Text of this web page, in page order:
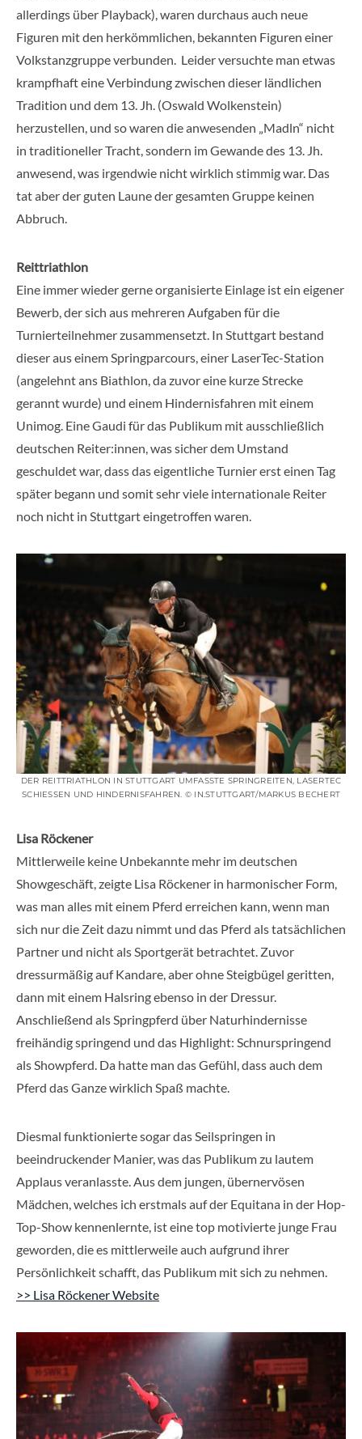
allerdings über Playback), waren durchaus auch neue
Figuren mit den herkömmlichen, bekannten Figuren einer
Volkstanzgruppe verbunden. Leider versuchte man etwas
krampfhaft eine Verbindung zwischen dieser ländlichen
Tradition und dem 13. Jh. (Oswald Wolkenstein)
herzustellen, und so waren die anwesenden „Madln“ nicht
in traditioneller Tracht, sondern im Gewande des 13. Jh.
anwesend, was irgendwie nicht wirklich stimmig war. Das
tat aber der guten Laune der gesamten Gruppe keinen
Abbruch.
Reittriathlon
Eine immer wieder gerne organisierte Einlage ist ein eigener
Bewerb, der sich aus mehreren Aufgaben für die
Turnierteilnehmer zusammensetzt. In Stuttgart bestand
dieser aus einem Springparcours, einer LaserTec-Station
(angelehnt ans Biathlon, da zuvor eine kurze Strecke
gerannt wurde) und einem Hindernisfahren mit einem
Unimog. Eine Gaudi für das Publikum mit ausschließlich
deutschen Reiter:innen, was sicher dem Umstand
geschuldet war, dass das eigentliche Turnier erst einen Tag
später begann und somit sehr viele internationale Reiter
noch nicht in Stuttgart eingetroffen waren.
DER REITTRIATHLON IN STUTTGART UMFASSTE SPRINGREITEN, LASERTEC
SCHIESSEN UND HINDERNISFAHREN. © IN.STUTTGART/MARKUS BECHERT
Lisa Röckener
Mittlerweile keine Unbekannte mehr im deutschen
Showgeschäft, zeigte Lisa Röckener in harmonischer Form,
was man alles mit einem Pferd erreichen kann, wenn man
sich nur die Zeit dazu nimmt und das Pferd als tatsächlichen
Partner und nicht als Sportgerät betrachtet. Zuvor
dressurmäßig auf Kandare, aber ohne Steigbügel geritten,
dann mit einem Halsring ebenso in der Dressur.
Anschließend als Springpferd über Naturhindernisse
freihändig springend und das Highlight: Schnurspringend
als Showpferd. Da hatte man das Gefühl, dass auch dem
Pferd das Ganze wirklich Spaß machte.
Diesmal funktionierte sogar das Seilspringen in
beeindruckender Manier, was das Publikum zu lautem
Applaus veranlasste. Aus dem jungen, übernervösen
Mädchen, welches ich erstmals auf der Equitana in der Hop-
Top-Show kennenlernte, ist eine top motivierte junge Frau
geworden, die es mittlerweile auch aufgrund ihrer
Persönlichkeit schafft, das Publikum mit sich zu nehmen.
>> Lisa Röckener Website